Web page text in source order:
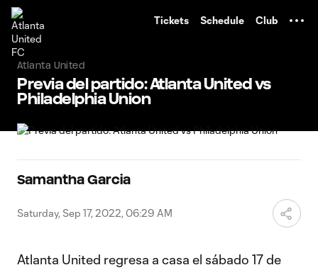
Tickets Schedule Club
Atlanta United
Previa del partido: Atlanta United vs
Philadelphia Union
Samantha Garcia
Saturday, Sep 17, 2022, 06:29 AM
Atlanta United regresa a casa el sábado 17 de